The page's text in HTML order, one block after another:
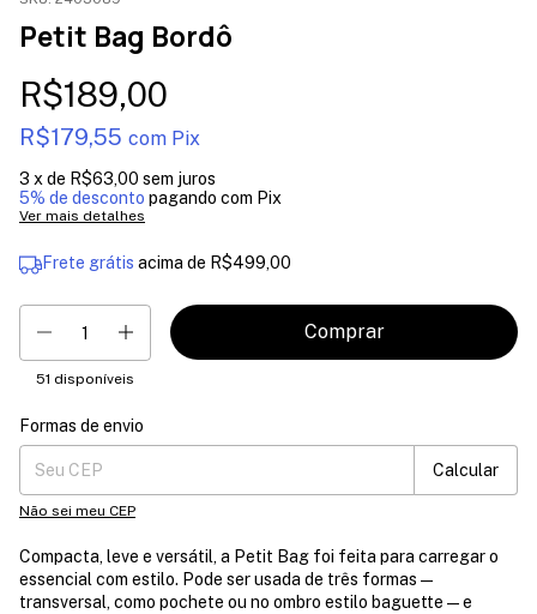
Petit Bag Bordô
R$189,00
R$179,55 com Pix
3 x de R$63,00 sem juros
5% de desconto pagando com Pix
Ver mais detalhes
Frete grátis acima de R$499,00
51 disponíveis
Entregas para o CEP:
Formas de envio
Calcular
Não sei meu CEP
Compacta, leve e versátil, a Petit Bag foi feita para carregar o
essencial com estilo. Pode ser usada de três formas —
transversal, como pochete ou no ombro estilo baguette — e